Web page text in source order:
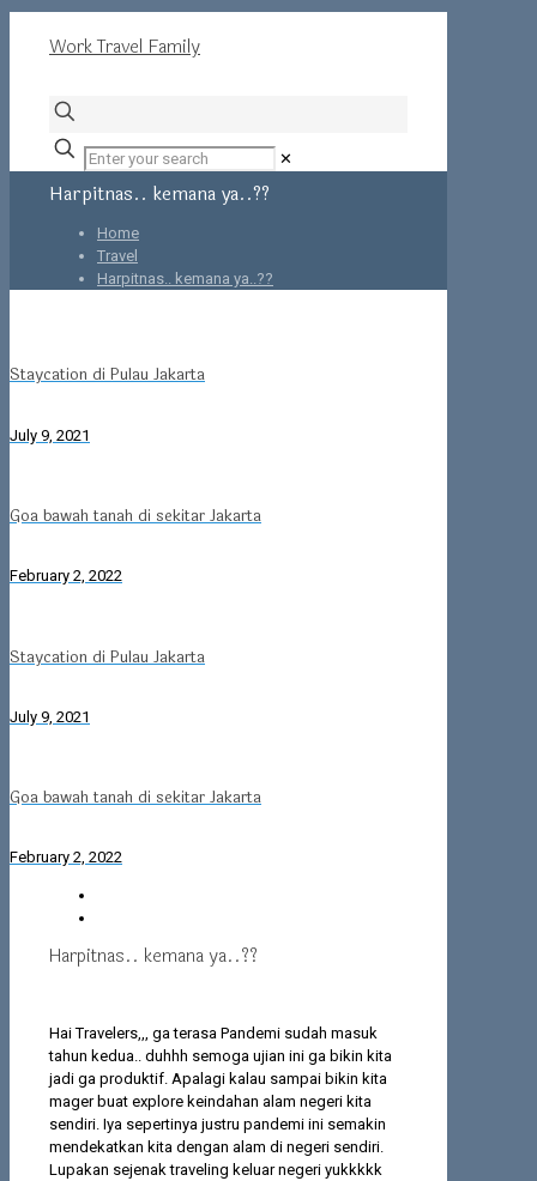
Work Travel Family
✕
Harpitnas.. kemana ya..??
Home
Travel
Harpitnas.. kemana ya..??
Staycation di Pulau Jakarta
July 9, 2021
Goa bawah tanah di sekitar Jakarta
February 2, 2022
Staycation di Pulau Jakarta
July 9, 2021
Goa bawah tanah di sekitar Jakarta
February 2, 2022
Harpitnas.. kemana ya..??
Hai Travelers,,, ga terasa Pandemi sudah masuk
tahun kedua.. duhhh semoga ujian ini ga bikin kita
jadi ga produktif. Apalagi kalau sampai bikin kita
mager buat explore keindahan alam negeri kita
sendiri. Iya sepertinya justru pandemi ini semakin
mendekatkan kita dengan alam di negeri sendiri.
Lupakan sejenak traveling keluar negeri yukkkkk